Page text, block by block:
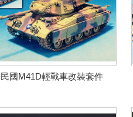
國M41D輕戰車改裝套件